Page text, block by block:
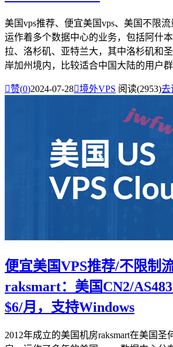
美国vps推荐、便宜美国vps、美国不限
运作着多个数据中心的业务，包括阿什
拉、洛杉矶、亚特兰大，其中洛杉矶和
岸加州境内，比较适合中国大陆的用户
赞(0)2024-07-28境外VPS 阅读(2953)去
便宜美国VPS推荐/不限制流
raksmart：美国CN2/
$6/月，支持Windows
2012年成立的美国机房raksmart在美国圣